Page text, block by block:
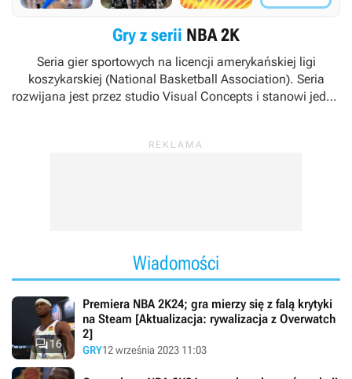
Gry z serii NBA 2K
Seria gier sportowych na licencji amerykańskiej ligi
koszykarskiej (National Basketball Association). Seria
rozwijana jest przez studio Visual Concepts i stanowi jedną
Wiadomości
16
Premiera NBA 2K24; gra mierzy się z falą krytyki
na Steam [Aktualizacja: rywalizacja z Overwatch
2]
GRY12 września 2023 11:03